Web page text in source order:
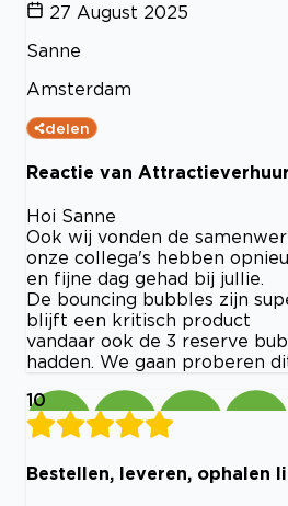
27 August 2025
Sanne
Amsterdam
delen
Reactie van
Hoi Sanne
Ook wij vonden de
onze collega's hebben
en fijne dag gehad bij jullie.
De bouncing bubbles zijn
blijft een kritisch product
vandaar ook de 3 reserve
hadden. We gaan proberen
10
Bestellen, leveren, ophalen